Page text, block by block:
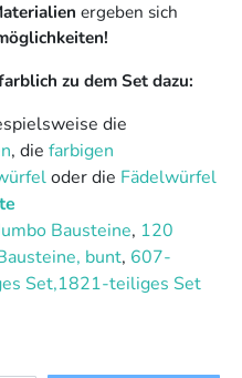
ergeben sich
zu dem Set dazu:
die
, die farbigen
oder die Fädelwürfel
Bausteine, 120
bunt, 607-
Set,1821-teiliges Set